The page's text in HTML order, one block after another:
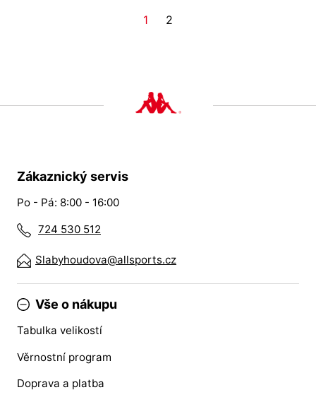
1 2
Zákaznický servis
Po - Pá: 8:00 - 16:00
724 530 512
Slabyhoudova@allsports.cz
Vše o nákupu
Tabulka velikostí
Věrnostní program
Doprava a platba